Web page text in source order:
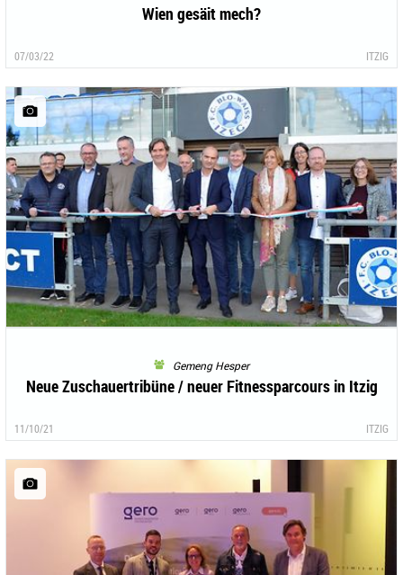
Wien gesäit mech?
07/03/22 ITZIG
Gemeng Hesper
Neue Zuschauertribüne / neuer Fitnessparcours in Itzig
11/10/21 ITZIG